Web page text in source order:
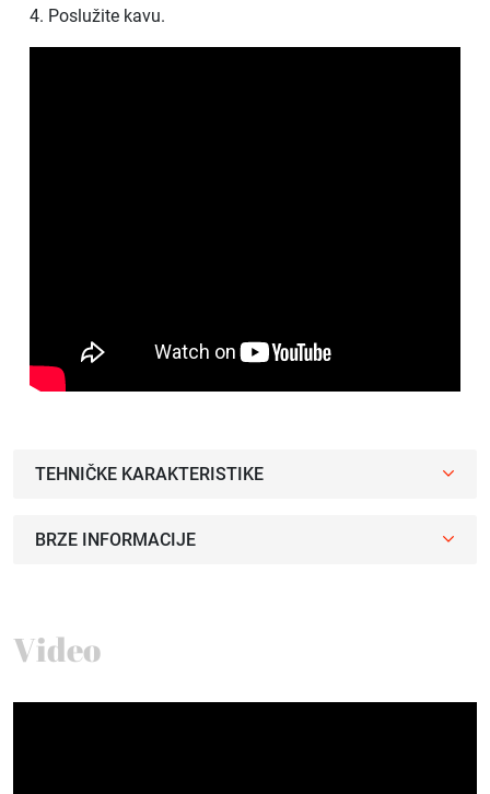
4. Poslužite kavu.
TEHNIČKE KARAKTERISTIKE
BRZE INFORMACIJE
Video